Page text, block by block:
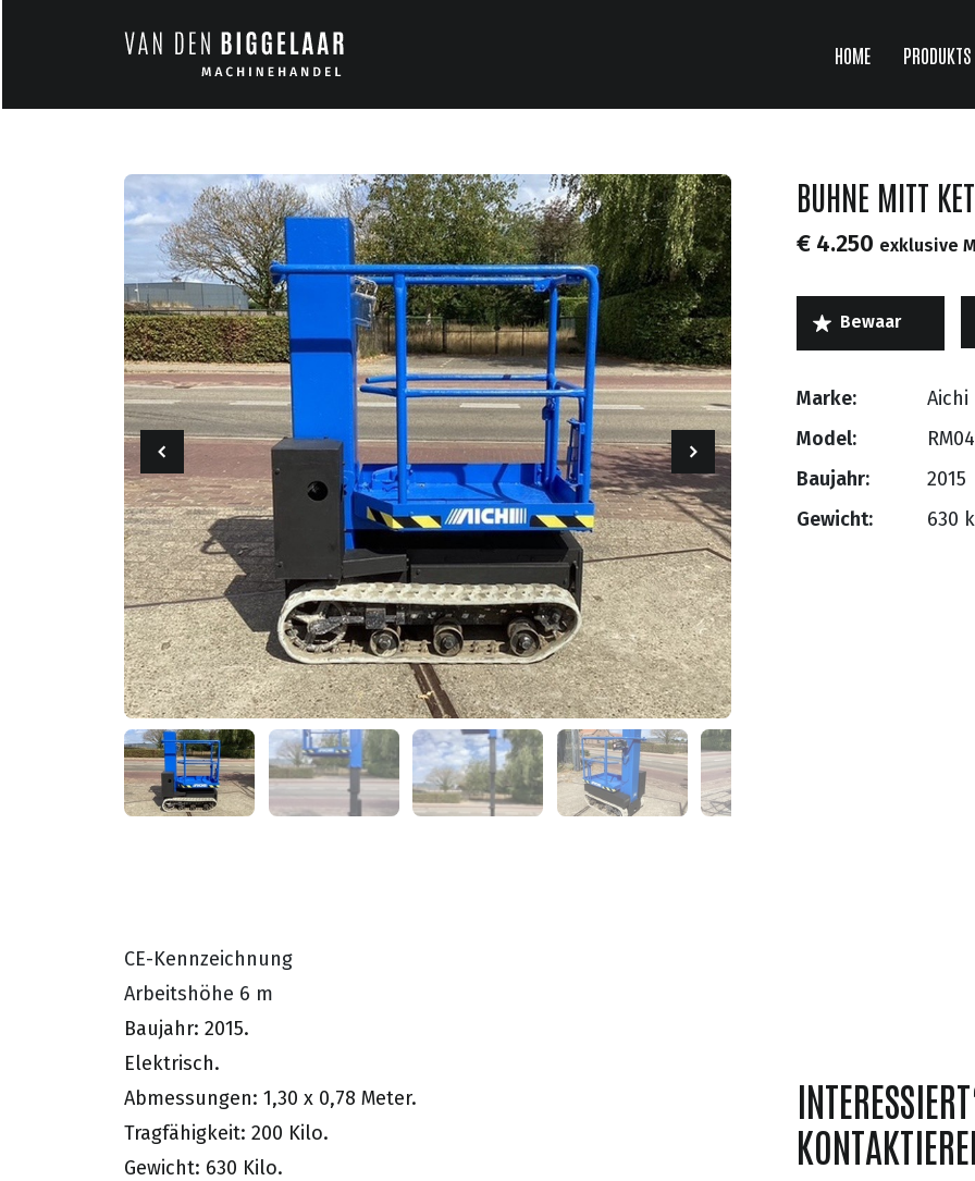
HOME PRODUKTS
BUHNE MITT
€ 4.250 exklusive
Marke:
Aichi
Model:
Baujahr:
2015
Gewicht:
630
CE-Kennzeichnung
Arbeitshöhe 6 m
Baujahr: 2015.
Elektrisch.
Abmessungen: 1,30 x 0,78 Meter.
Tragfähigkeit: 200 Kilo.
Gewicht: 630 Kilo.